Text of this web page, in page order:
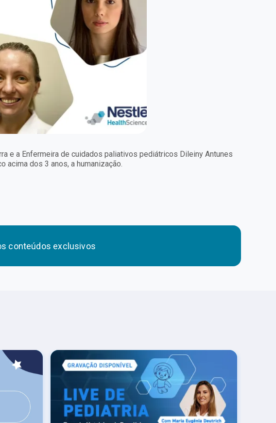
e a Enfermeira de cuidados paliativos pediátricos Dileiny Antunes
acima dos 3 anos, a humanização.
conteúdos exclusivos